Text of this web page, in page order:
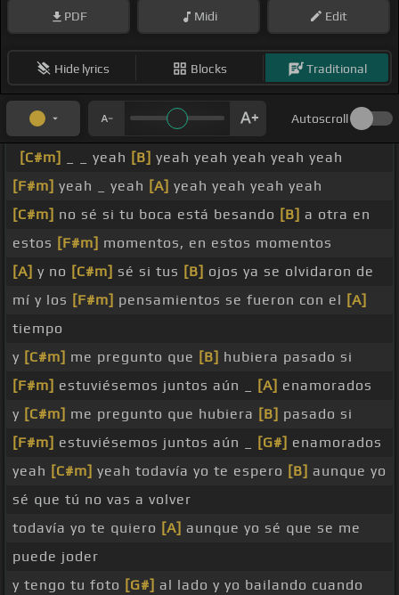
PDF Midi Edit
Hide lyrics Blocks Traditional
Autoscroll
[C#m] _ _ yeah [B] yeah yeah yeah yeah yeah
[F#m] yeah _ yeah [A] yeah yeah yeah yeah
[C#m] no sé si tu boca está besando [B] a otra en
estos [F#m] momentos, en estos momentos
[A] y no [C#m] sé si tus [B] ojos ya se olvidaron de
mí y los [F#m] pensamientos se fueron con el [A]
tiempo
y [C#m] me pregunto que [B] hubiera pasado si
[F#m] estuviésemos juntos aún _ [A] enamorados
y [C#m] me pregunto que hubiera [B] pasado si
[F#m] estuviésemos juntos aún _ [G#] enamorados
yeah [C#m] yeah todavía yo te espero [B] aunque yo
sé que tú no vas a volver
todavía yo te quiero [A] aunque yo sé que se me
puede joder
y tengo tu foto [G#] al lado y yo bailando cuando